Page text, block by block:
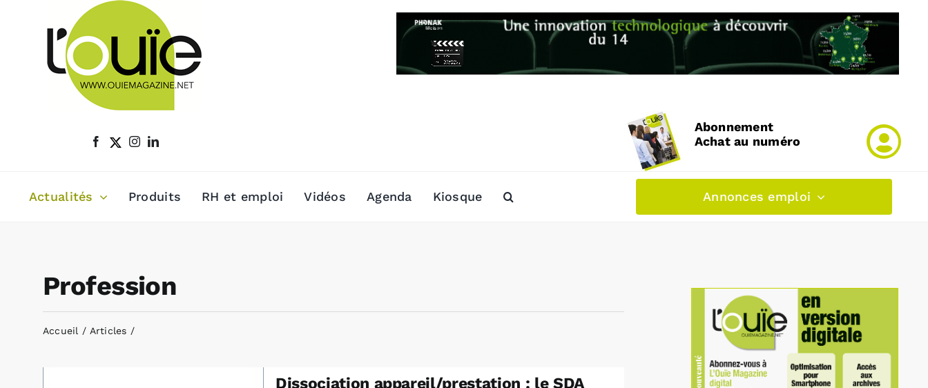
Abonnement
Achat au numéro
Actualités Produits RH et emploi Vidéos Agenda Kiosque Annonces emploi
Profession
Accueil Articles
Dissociation appareil/prestation : le SDA